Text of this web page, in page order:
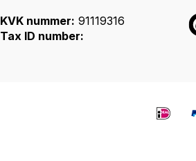
KVK nummer: 91119316
Tax ID number: